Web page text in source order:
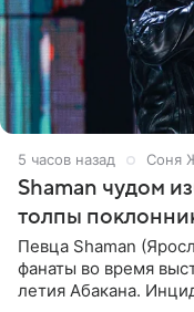
5 часов назад Соня
Shaman чудом
толпы
Певца Shaman
фанаты во время
летия Абакана.